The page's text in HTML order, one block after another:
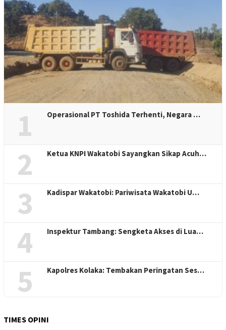
1 Operasional PT Toshida Terhenti, Negara …
2 Ketua KNPI Wakatobi Sayangkan Sikap Acuh…
3 Kadispar Wakatobi: Pariwisata Wakatobi U…
4 Inspektur Tambang: Sengketa Akses di Lua…
5 Kapolres Kolaka: Tembakan Peringatan Ses…
TIMES OPINI